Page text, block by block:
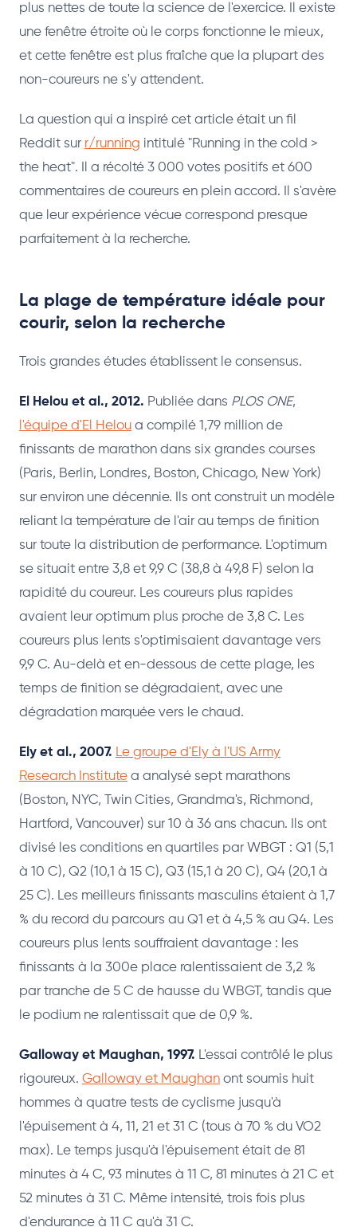
plus nettes de toute la science de l'exercice. Il existe
une fenêtre étroite où le corps fonctionne le mieux,
et cette fenêtre est plus fraîche que la plupart des
non-coureurs ne s'y attendent.
La question qui a inspiré cet article était un fil
Reddit sur r/running intitulé "Running in the cold >
the heat". Il a récolté 3 000 votes positifs et 600
commentaires de coureurs en plein accord. Il s'avère
que leur expérience vécue correspond presque
parfaitement à la recherche.
La plage de température idéale pour
courir, selon la recherche
Trois grandes études établissent le consensus.
El Helou et al., 2012. Publiée dans PLOS ONE,
l'équipe d'El Helou a compilé 1,79 million de
finissants de marathon dans six grandes courses
(Paris, Berlin, Londres, Boston, Chicago, New York)
sur environ une décennie. Ils ont construit un modèle
reliant la température de l'air au temps de finition
sur toute la distribution de performance. L'optimum
se situait entre 3,8 et 9,9 C (38,8 à 49,8 F) selon la
rapidité du coureur. Les coureurs plus rapides
avaient leur optimum plus proche de 3,8 C. Les
coureurs plus lents s'optimisaient davantage vers
9,9 C. Au-delà et en-dessous de cette plage, les
temps de finition se dégradaient, avec une
dégradation marquée vers le chaud.
Ely et al., 2007. Le groupe d'Ely à l'US Army
Research Institute a analysé sept marathons
(Boston, NYC, Twin Cities, Grandma's, Richmond,
Hartford, Vancouver) sur 10 à 36 ans chacun. Ils ont
divisé les conditions en quartiles par WBGT : Q1 (5,1
à 10 C), Q2 (10,1 à 15 C), Q3 (15,1 à 20 C), Q4 (20,1 à
25 C). Les meilleurs finissants masculins étaient à 1,7
% du record du parcours au Q1 et à 4,5 % au Q4. Les
coureurs plus lents souffraient davantage : les
finissants à la 300e place ralentissaient de 3,2 %
par tranche de 5 C de hausse du WBGT, tandis que
le podium ne ralentissait que de 0,9 %.
Galloway et Maughan, 1997. L'essai contrôlé le plus
rigoureux. Galloway et Maughan ont soumis huit
hommes à quatre tests de cyclisme jusqu'à
l'épuisement à 4, 11, 21 et 31 C (tous à 70 % du VO2
max). Le temps jusqu'à l'épuisement était de 81
minutes à 4 C, 93 minutes à 11 C, 81 minutes à 21 C et
52 minutes à 31 C. Même intensité, trois fois plus
d'endurance à 11 C qu'à 31 C.